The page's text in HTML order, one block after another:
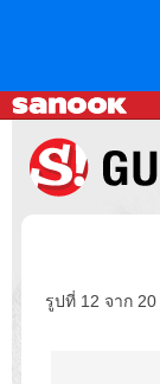
รูปที่ 12 จาก 20